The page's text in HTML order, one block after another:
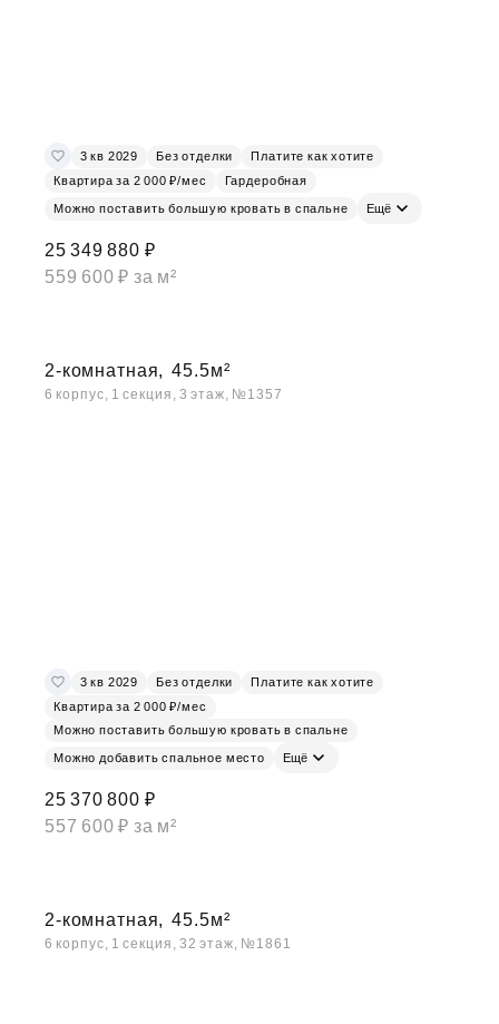
3 кв 2029 Без отделки
Платите как хотите
Квартира за 2 000 ₽/мес
Гардеробная
Можно поставить большую кровать в спальне Ещё
25 349 880 ₽
559 600 ₽ за м²
2-комнатная, 45.5м²
6 корпус, 1 секция, 3 этаж, №1357
3 кв 2029 Без отделки
Платите как хотите
Квартира за 2 000 ₽/мес
Можно поставить большую кровать в спальне
Можно добавить спальное место Ещё
25 370 800 ₽
557 600 ₽ за м²
2-комнатная, 45.5м²
6 корпус, 1 секция, 32 этаж, №1861